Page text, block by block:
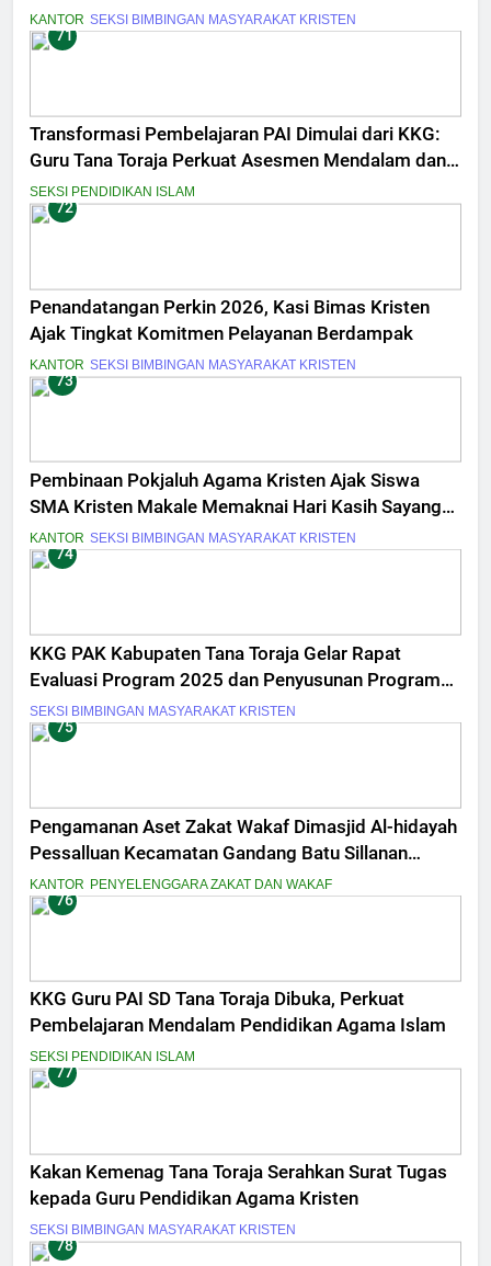
KANTOR SEKSI BIMBINGAN MASYARAKAT KRISTEN
71
Transformasi Pembelajaran PAI Dimulai dari KKG:
Guru Tana Toraja Perkuat Asesmen Mendalam dan
Inovasi Digital
SEKSI PENDIDIKAN ISLAM
72
Penandatangan Perkin 2026, Kasi Bimas Kristen
Ajak Tingkat Komitmen Pelayanan Berdampak
KANTOR SEKSI BIMBINGAN MASYARAKAT KRISTEN
73
Pembinaan Pokjaluh Agama Kristen Ajak Siswa
SMA Kristen Makale Memaknai Hari Kasih Sayang
Berawal dari Diri Sendiri
KANTOR SEKSI BIMBINGAN MASYARAKAT KRISTEN
74
KKG PAK Kabupaten Tana Toraja Gelar Rapat
Evaluasi Program 2025 dan Penyusunan Program
Kerja 2026
SEKSI BIMBINGAN MASYARAKAT KRISTEN
75
Pengamanan Aset Zakat Wakaf Dimasjid Al-hidayah
Pessalluan Kecamatan Gandang Batu Sillanan
Kabupaten Tana Toraja
KANTOR PENYELENGGARA ZAKAT DAN WAKAF
76
KKG Guru PAI SD Tana Toraja Dibuka, Perkuat
Pembelajaran Mendalam Pendidikan Agama Islam
SEKSI PENDIDIKAN ISLAM
77
Kakan Kemenag Tana Toraja Serahkan Surat Tugas
kepada Guru Pendidikan Agama Kristen
SEKSI BIMBINGAN MASYARAKAT KRISTEN
78